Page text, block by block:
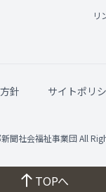
リ
針 サイトポリ
聞社会福祉事業団 All
TOPへ